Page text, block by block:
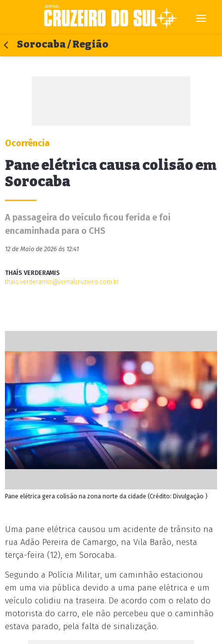
Sorocaba / Região
Ocorrência
Pane elétrica causa colisão em
Sorocaba
A passageira do veículo ficou ferida e foi
encaminhada para o CHS
12 de Maio de 2026 às 12:41
THAÍS VERDERAMIS
thais.verderamis@jornalcruzeiro.com.br
Pane elétrica gera colisão na zona norte da cidade (Crédito: Divulgação )
Uma pane elétrica causou um acidente de trânsito na
rua Adão Pereira de Camargo, na Vila Barão, nesta
terça-feira (12), em Sorocaba.
Segundo a Polícia Militar, um caminhão estacionou
em uma via pública devido a uma pane elétrica e um
veículo colidiu na traseira. De acordo com o relato do
motorista do carro, ele não percebeu que o caminhão
estava parado, pela falta de sinalização.